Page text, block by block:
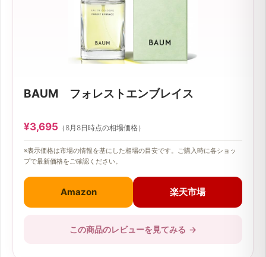
BAUM フォレストエンブレイス
¥3,695 （8月8日時点の相場価格）
※表示価格は市場の情報を基にした相場の目安です。ご購入時に各ショッ
プで最新価格をご確認ください。
Amazon 楽天市場
この商品のレビューを見てみる →